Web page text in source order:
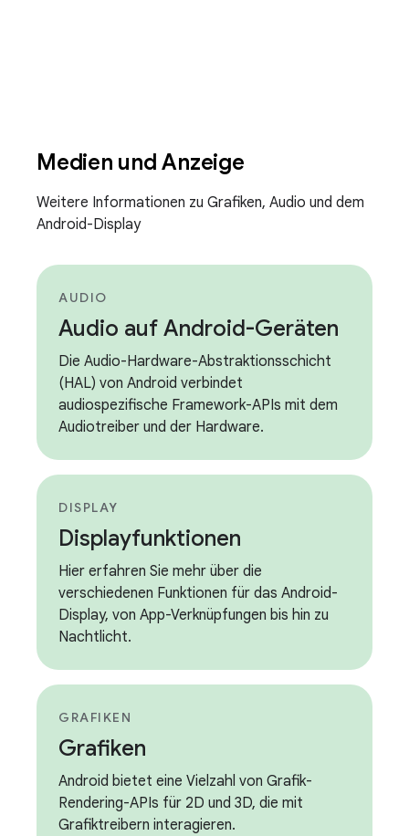
Medien und Anzeige
Weitere Informationen zu Grafiken, Audio und dem
Android-Display
AUDIO
Audio auf Android-Geräten
Die Audio-Hardware-Abstraktionsschicht
(HAL) von Android verbindet
audiospezifische Framework-APIs mit dem
Audiotreiber und der Hardware.
DISPLAY
Displayfunktionen
Hier erfahren Sie mehr über die
verschiedenen Funktionen für das Android-
Display, von App-Verknüpfungen bis hin zu
Nachtlicht.
GRAFIKEN
Grafiken
Android bietet eine Vielzahl von Grafik-
Rendering-APIs für 2D und 3D, die mit
Grafiktreibern interagieren.